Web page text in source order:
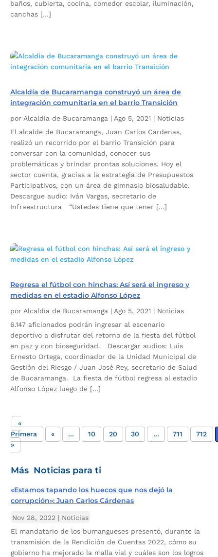
baños, cubierta, cocina, comedor escolar, iluminación,
canchas […]
Alcaldía de Bucaramanga construyó un área de
integración comunitaria en el barrio Transición
por Alcaldía de Bucaramanga | Ago 5, 2021 | Noticias
El alcalde de Bucaramanga, Juan Carlos Cárdenas,
realizó un recorrido por el barrio Transición para
conversar con la comunidad, conocer sus
problemáticas y brindar prontas soluciones. Hoy el
sector cuenta, gracias a la estrategia de Presupuestos
Participativos, con un área de gimnasio biosaludable.
Descargue audio: Iván Vargas, secretario de
Infraestructura “Ustedes tiene que tener […]
Regresa el fútbol con hinchas: Así será el ingreso y
medidas en el estadio Alfonso López
porAlcaldía de Bucaramanga |Ago 5, 2021 | Noticias
6.147 aficionados podrán ingresar al escenario
deportivo a disfrutar del retorno de la fiesta del fútbol
en paz y con bioseguridad. Descargar audios: Luis
Ernesto Ortega, coordinador de la Unidad Municipal de
Gestión del Riesgo / Juan José Rey, secretario de Salud
de Bucaramanga. La fiesta de fútbol regresa al estadio
Alfonso López luego de […]
«
Primera
« ... 10 20 30 ... 711
712
»
Más Noticias para ti
«Estamos tapando los huecos que nos dejó la
corrupción»: Juan Carlos Cárdenas
Nov 28, 2022 | Noticias
El mandatario de los bumangueses presentó, durante la
transmisión de la Rendición de Cuentas 2022, cómo su
gobierno ha mejorado la malla vial y cuáles son los logros